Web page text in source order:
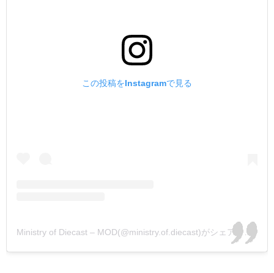
この投稿をInstagramで見る
Ministry of Diecast – MOD(@ministry.of.diecast)がシェアした投稿